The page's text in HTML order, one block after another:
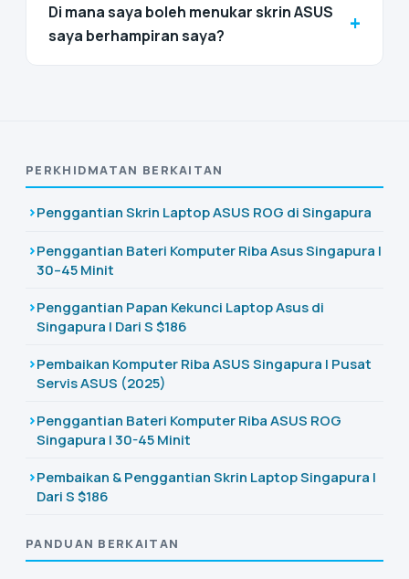
Di mana saya boleh menukar skrin ASUS
saya berhampiran saya?
+
PERKHIDMATAN BERKAITAN
Penggantian Skrin Laptop ASUS ROG di Singapura
Penggantian Bateri Komputer Riba Asus Singapura |
30–45 Minit
Penggantian Papan Kekunci Laptop Asus di
Singapura | Dari S $186
Pembaikan Komputer Riba ASUS Singapura | Pusat
Servis ASUS (2025)
Penggantian Bateri Komputer Riba ASUS ROG
Singapura | 30-45 Minit
Pembaikan & Penggantian Skrin Laptop Singapura |
Dari S $186
PANDUAN BERKAITAN